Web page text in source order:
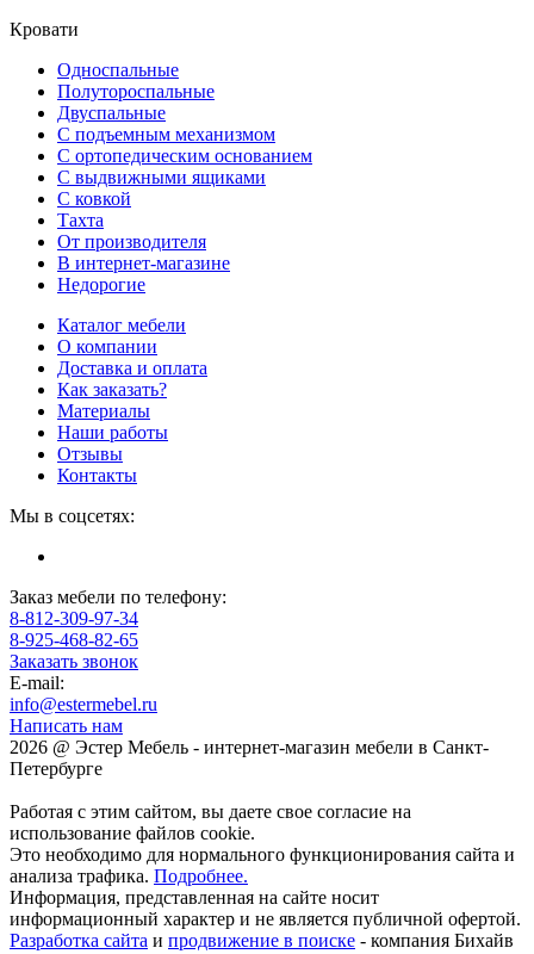
Кровати
Односпальные
Полутороспальные
Двуспальные
С подъемным механизмом
С ортопедическим основанием
С выдвижными ящиками
С ковкой
Тахта
От производителя
В интернет-магазине
Недорогие
Каталог мебели
О компании
Доставка и оплата
Как заказать?
Материалы
Наши работы
Отзывы
Контакты
Мы в соцсетях:
Заказ мебели по телефону:
8-812-309-97-34
8-925-468-82-65
Заказать звонок
E-mail:
info@estermebel.ru
Написать нам
2026 @ Эстер Мебель - интернет-магазин мебели в Санкт-
Петербурге
Работая с этим сайтом, вы даете свое согласие на
использование файлов cookie.
Это необходимо для нормального функционирования сайта и
анализа трафика. Подробнее.
Информация, представленная на сайте носит
информационный характер и не является публичной офертой.
Разработка сайта и продвижение в поиске - компания Бихайв